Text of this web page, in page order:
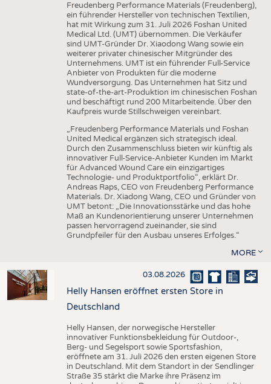
Freudenberg Performance Materials (Freudenberg),
ein führender Hersteller von technischen Textilien,
hat mit Wirkung zum 31. Juli 2026 Foshan United
Medical Ltd. (UMT) übernommen. Die Verkäufer
sind UMT-Gründer Dr. Xiaodong Wang sowie ein
weiterer privater chinesischer Mitgründer des
Unternehmens. UMT ist ein führender Full-Service
Anbieter von Produkten für die moderne
Wundversorgung. Das Unternehmen hat Sitz und
state-of-the-art-Produktion im chinesischen Foshan
und beschäftigt rund 200 Mitarbeitende. Über den
Kaufpreis wurde Stillschweigen vereinbart.
„Freudenberg Performance Materials und Foshan
United Medical ergänzen sich strategisch ideal.
Durch den Zusammenschluss bieten wir künftig als
innovativer Full-Service-Anbieter Kunden im Markt
für Advanced Wound Care ein einzigartiges
Technologie- und Produktportfolio“, erklärt Dr.
Andreas Raps, CEO von Freudenberg Performance
Materials. Dr. Xiadong Wang, CEO und Gründer von
UMT betont: „Die Innovationsstärke und das hohe
Maß an Kundenorientierung unserer Unternehmen
passen hervorragend zueinander, sie sind
Grundpfeiler für den Ausbau unseres Erfolges.“
MORE
03.08.2026
Helly Hansen eröffnet ersten Store in
Deutschland
Helly Hansen, der norwegische Hersteller
innovativer Funktionsbekleidung für Outdoor-,
Berg- und Segelsport sowie Sportsfashion,
eröffnete am 31. Juli 2026 den ersten eigenen Store
in Deutschland. Mit dem Standort in der Sendlinger
Straße 35 stärkt die Marke ihre Präsenz im